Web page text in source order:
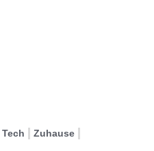
Tech Zuhause